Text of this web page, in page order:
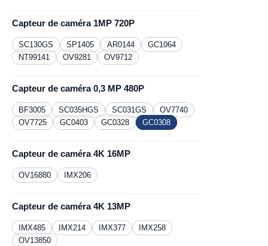
Capteur de caméra 1MP 720P
SC130GS SP1405 AR0144
GC1064
NT99141
OV9281 OV9712
Capteur de caméra 0,3 MP 480P
BF3005 SC035HGS SC031GS
OV7740
OV7725
GC0403 GC0328 GC0308
Capteur de caméra 4K 16MP
OV16880 IMX206
Capteur de caméra 4K 13MP
IMX485 IMX214 IMX377
IMX258
OV13850